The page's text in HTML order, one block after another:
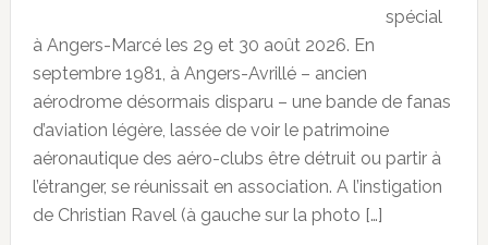
spécial
à Angers-Marcé les 29 et 30 août 2026. En
septembre 1981, à Angers-Avrillé – ancien
aérodrome désormais disparu – une bande de fanas
d’aviation légère, lassée de voir le patrimoine
aéronautique des aéro-clubs être détruit ou partir à
l’étranger, se réunissait en association. A l’instigation
de Christian Ravel (à gauche sur la photo […]